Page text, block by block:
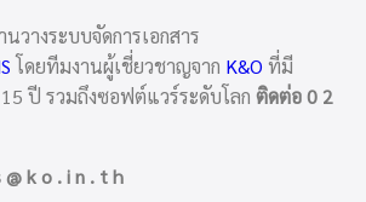
วางระบบจัดการเอกสาร
โดยทีมงานผู้เชี่ยวชาญจาก K&O ที่มี
ปี รวมถึงซอฟต์แวร์ระดับโลก ติดต่อ 0 2
@ k o . i n . t h